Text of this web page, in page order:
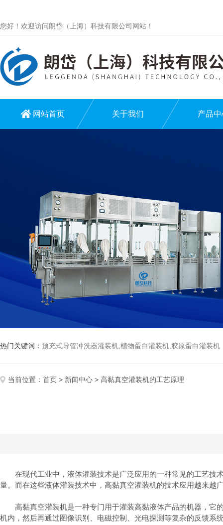
您好！欢迎访问朗岱（上海）科技有限公司网站！
网站首页 关于我们 产品中
热门关键词： 预充式导管冲洗器灌装机,植物蛋白灌装机,胶原蛋白灌装机
当前位置： 首页 > 新闻中心 > 高黏真空灌装机的工艺原理
在现代工业中，液体灌装技术是广泛应用的一种常见的工艺技
量。而在这些液体灌装技术中，高黏真空灌装机的技术应用越来
高黏真空灌装机是一种专门用于灌装高黏液体产品的机器，它
机内，然后再通过图像识别、电磁控制、光电探测等复杂的反馈系